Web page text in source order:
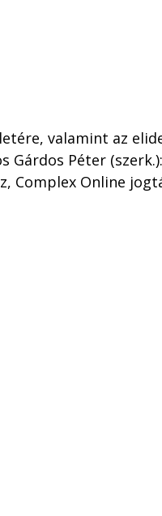
valamint az
Gárdos Péter
Complex Online